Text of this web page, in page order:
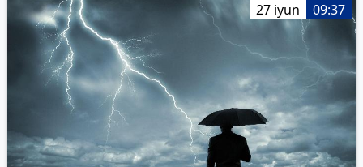
27 iyun 09:37